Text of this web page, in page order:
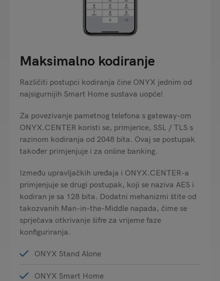
Maksimalno kodiranje
Različiti postupci kodiranja čine ONYX jednim od
najsigurnijih Smart Home sustava uopće!
Za povezivanje pametnog telefona s gateway-om
ONYX.CENTER koristi se, primjerice, SSL / TLS s
razinom kodiranja od 2048 bita. Ovaj se postupak
također primjenjuje i za online banking.
Između upravljačkih uređaja i ONYX.CENTER-a
primjenjuje se drugi postupak, koji se naziva AES i
kodiran je sa 128 bita. Dodatni mehanizmi štite od
takozvanih Man-in-the-Middle napada, čime se
sprječava otkrivanje šifre za vrijeme faze
konfiguriranja.
ONYX Stand Alone
ONYX Smart Home